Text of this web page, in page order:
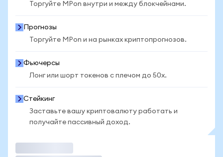
Торгуйте MPon внутри и между блокчейнами.
Прогнозы
Торгуйте MPon и на рынках криптопрогнозов.
Фьючерсы
Лонг или шорт токенов с плечом до 50x.
Стейкинг
Заставьте вашу криптовалюту работать и
получайте пассивный доход.